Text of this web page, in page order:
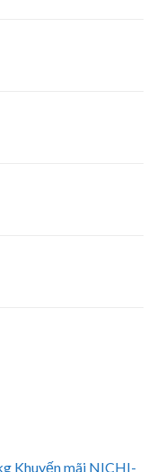
Khuyến mãi NICHI-